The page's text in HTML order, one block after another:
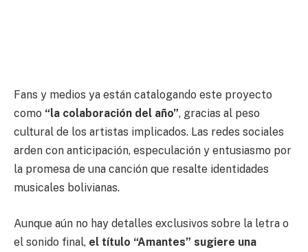
Fans y medios ya están catalogando este proyecto
como “la colaboración del año”, gracias al peso
cultural de los artistas implicados. Las redes sociales
arden con anticipación, especulación y entusiasmo por
la promesa de una canción que resalte identidades
musicales bolivianas.
Aunque aún no hay detalles exclusivos sobre la letra o
el sonido final, el título “Amantes” sugiere una